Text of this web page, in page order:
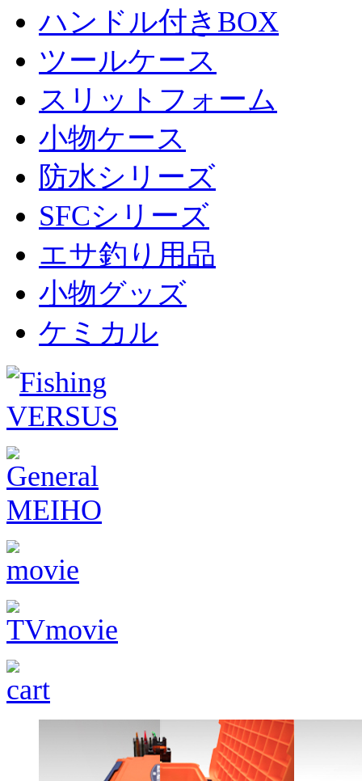
ハンドル付きBOX
ツールケース
スリットフォーム
小物ケース
防水シリーズ
SFCシリーズ
エサ釣り用品
小物グッズ
ケミカル